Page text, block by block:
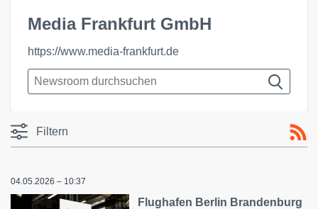
Media Frankfurt GmbH
https://www.media-frankfurt.de
Filtern
04.05.2026 – 10:37
Flughafen Berlin Brandenburg